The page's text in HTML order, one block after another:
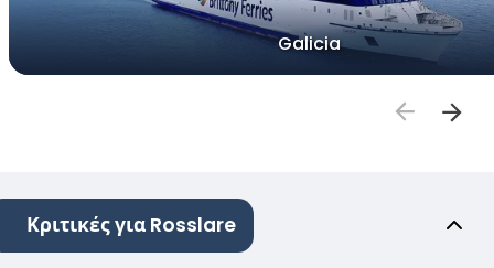
Galicia
Κριτικές για Rosslare